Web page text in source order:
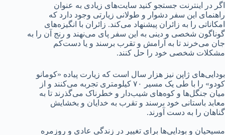
اگر در اینترنت جستجو کنید سایت‌های زیادی به عنوان
راهنمای این سفر دشوار و طولانی زیارتی وجود دارد که
امکاناتی را به زائران پیشنهاد می‌کند. زائران با انگیزه‌های
گوناگون شخصی و دینی به این سفر پای می‌نهند و رنج آن را به
جان می‌خرند تا به آرامش و تقرب برسند و یا دست‌کم
مشکلات شخصی خود را حل کنند.
بودایی‌های ژاپن نیز هزار سال است که زیارت پیاده «کومانو
کودو» را با طی یک مسیر ۷۰ کیلومتری تجربه می‌کنند و از
میان جنگل‌ها و کوه‌های شیب‌دار و خطرناک می‌گذرند تا به
معابد باستانی خود برسند و تقرب به خدایان و بخشایش
گناهان را به دست آورند.
مسیحیان و بودایی‌ها برای تغییر در زندگی عادی و روزمره